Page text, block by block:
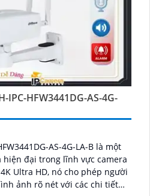
IPC-HFW3441DG-AS-4G-
AS-4G-LA-B là một
hiện đại trong lĩnh vực camera
ảnh rõ nét với các chi tiết